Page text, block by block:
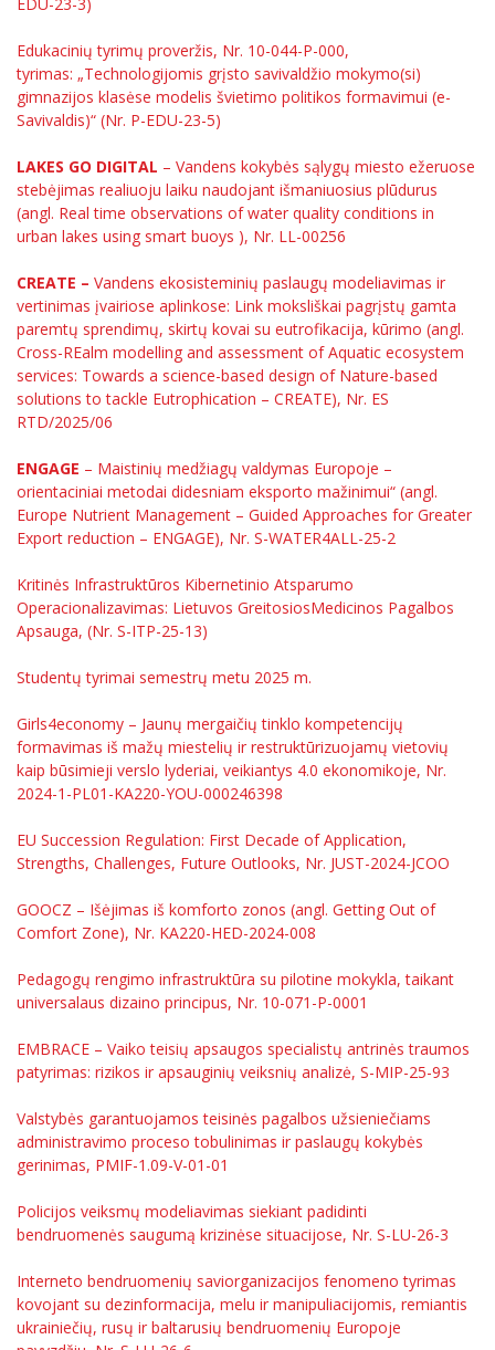
Edukacinių tyrimų proveržis, Nr. 10-044-P-000,
tyrimas: „Technologijomis grįsto savivaldžio mokymo(si)
gimnazijos klasėse modelis švietimo politikos formavimui (e-
Savivaldis)“ (Nr. P-EDU-23-5)
LAKES GO DIGITAL – Vandens kokybės sąlygų miesto ežeruose
stebėjimas realiuoju laiku naudojant išmaniuosius plūdurus
(angl. Real time observations of water quality conditions in
urban lakes using smart buoys ), Nr. LL-00256
CREATE – Vandens ekosisteminių paslaugų modeliavimas ir
vertinimas įvairiose aplinkose: Link moksliškai pagrįstų gamta
paremtų sprendimų, skirtų kovai su eutrofikacija, kūrimo (angl.
Cross-REalm modelling and assessment of Aquatic ecosystem
services: Towards a science-based design of Nature-based
solutions to tackle Eutrophication – CREATE), Nr. ES
RTD/2025/06
ENGAGE – Maistinių medžiagų valdymas Europoje –
orientaciniai metodai didesniam eksporto mažinimui“ (angl.
Europe Nutrient Management – Guided Approaches for Greater
Export reduction – ENGAGE), Nr. S-WATER4ALL-25-2
Kritinės Infrastruktūros Kibernetinio Atsparumo
Operacionalizavimas: Lietuvos GreitosiosMedicinos Pagalbos
Apsauga, (Nr. S-ITP-25-13)
Studentų tyrimai semestrų metu 2025 m.
Girls4economy – Jaunų mergaičių tinklo kompetencijų
formavimas iš mažų miestelių ir restruktūrizuojamų vietovių
kaip būsimieji verslo lyderiai, veikiantys 4.0 ekonomikoje, Nr.
2024-1-PL01-KA220-YOU-000246398
EU Succession Regulation: First Decade of Application,
Strengths, Challenges, Future Outlooks, Nr. JUST-2024-JCOO
GOOCZ – Išėjimas iš komforto zonos (angl. Getting Out of
Comfort Zone), Nr. KA220-HED-2024-008
Pedagogų rengimo infrastruktūra su pilotine mokykla, taikant
universalaus dizaino principus, Nr. 10-071-P-0001
EMBRACE – Vaiko teisių apsaugos specialistų antrinės traumos
patyrimas: rizikos ir apsauginių veiksnių analizė, S-MIP-25-93
Valstybės garantuojamos teisinės pagalbos užsieniečiams
administravimo proceso tobulinimas ir paslaugų kokybės
gerinimas, PMIF-1.09-V-01-01
Policijos veiksmų modeliavimas siekiant padidinti
bendruomenės saugumą krizinėse situacijose, Nr. S-LU-26-3
Interneto bendruomenių saviorganizacijos fenomeno tyrimas
kovojant su dezinformacija, melu ir manipuliacijomis, remiantis
ukrainiečių, rusų ir baltarusių bendruomenių Europoje